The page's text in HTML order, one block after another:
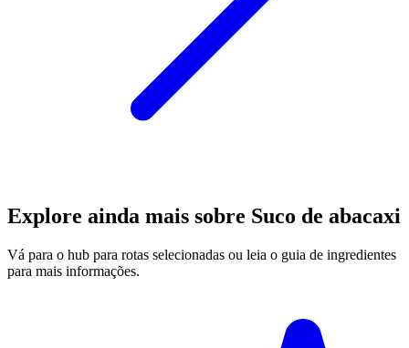
Explore ainda mais sobre Suco de abacaxi
Vá para o hub para rotas selecionadas ou leia o guia de ingredientes
para mais informações.